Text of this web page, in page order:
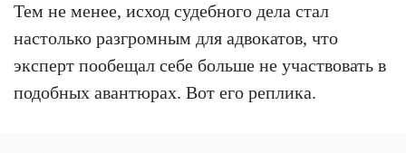
Тем не менее, исход судебного дела стал
настолько разгромным для адвокатов, что
эксперт пообещал себе больше не участвовать в
подобных авантюрах. Вот его реплика.